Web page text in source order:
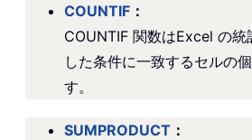
COUNTIF ：
COUNTIF 関数はExcel の統
した条件に一致するセルの
す。
SUMPRODUCT ：